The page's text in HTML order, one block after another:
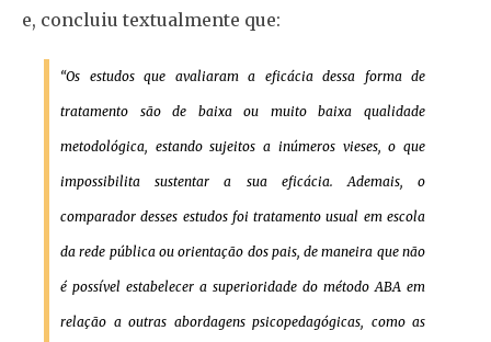
e, concluiu textualmente que:
“Os estudos que avaliaram a eficácia dessa forma de
tratamento são de baixa ou muito baixa qualidade
metodológica, estando sujeitos a inúmeros vieses, o que
impossibilita sustentar a sua eficácia. Ademais, o
comparador desses estudos foi tratamento usual em escola
da rede pública ou orientação dos pais, de maneira que não
é possível estabelecer a superioridade do método ABA em
relação a outras abordagens psicopedagógicas, como as